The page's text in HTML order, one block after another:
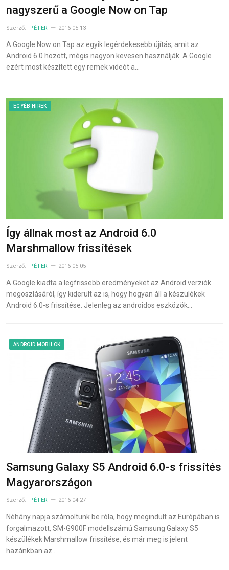
nagyszerű a Google Now on Tap
Szerző: PÉTER 2016-05-13
A Google Now on Tap az egyik legérdekesebb újítás, amit az
Android 6.0 hozott, mégis nagyon kevesen használják. A Google
ezért most készített egy remek videót a…
EGYÉB HÍREK
Így állnak most az Android 6.0
Marshmallow frissítések
Szerző: PÉTER 2016-05-05
A Google kiadta a legfrissebb eredményeket az Android verziók
megoszlásáról, így kiderült az is, hogy hogyan áll a készülékek
Android 6.0-s frissítése. Jelenleg az androidos eszközök…
ANDROID MOBILOK
Samsung Galaxy S5 Android 6.0-s frissítés
Magyarországon
Szerző: PÉTER 2016-04-27
Néhány napja számoltunk be róla, hogy megindult az Európában is
forgalmazott, SM-G900F modellszámú Samsung Galaxy S5
készülékek Marshmallow frissítése, és már meg is jelent
hazánkban az…